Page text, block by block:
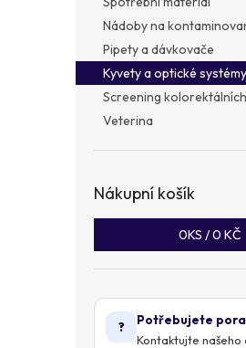
Nádoby na
Pipety a dávkovače
Kyvety a optické systémy
Screening
Veterina
Nákupní košík
0KS /0 KČ
? Potřebujete
Kontaktujte našeho